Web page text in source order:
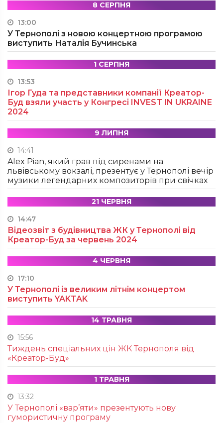
8 СЕРПНЯ
13:00
У Тернополі з новою концертною програмою
виступить Наталія Бучинська
1 СЕРПНЯ
13:53
Ігор Гуда та представники компанії Креатор-
Буд взяли участь у Конгресі INVEST IN UKRAINE
2024
9 ЛИПНЯ
14:41
Alex Pian, який грав під сиренами на
львівському вокзалі, презентує у Тернополі вечір
музики легендарних композиторів при свічках
21 ЧЕРВНЯ
14:47
Відеозвіт з будівництва ЖК у Тернополі від
Креатор-Буд за червень 2024
4 ЧЕРВНЯ
17:10
У Тернополі із великим літнім концертом
виступить YAKTAK
14 ТРАВНЯ
15:56
Тиждень спеціальних цін ЖК Тернополя від
«Креатор-Буд»
1 ТРАВНЯ
13:32
У Тернополі «вар’яти» презентують нову
гумористичну програму